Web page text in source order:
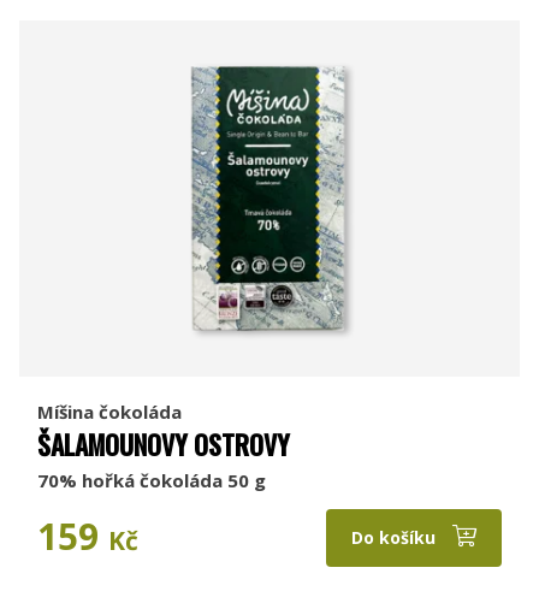
Míšina čokoláda
ŠALAMOUNOVY OSTROVY
70% hořká čokoláda 50 g
159 Kč Do košíku